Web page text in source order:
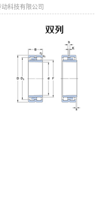
科技有限公司